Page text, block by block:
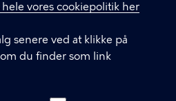
vores cookiepolitik her
senere ved at klikke på
du finder som link